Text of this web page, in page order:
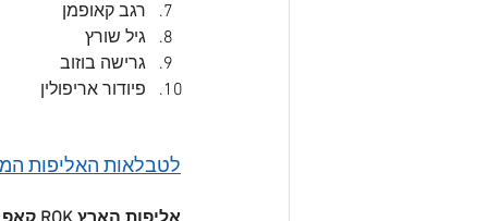
רגב קאופמן
גיל שורץ
גרישה בוזוב
פיודור אריפולין
לטבלאות האליפות